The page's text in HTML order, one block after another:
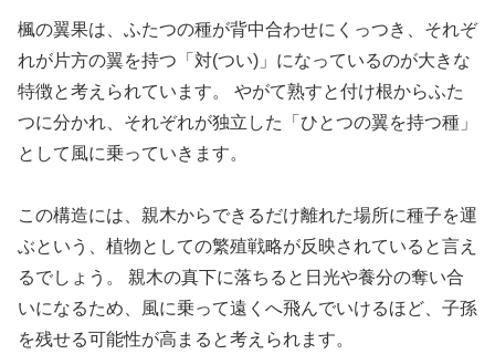
楓の翼果は、ふたつの種が背中合わせにくっつき、それぞ
れが片方の翼を持つ「対(つい)」になっているのが大きな
特徴と考えられています。 やがて熟すと付け根からふた
つに分かれ、それぞれが独立した「ひとつの翼を持つ種」
として風に乗っていきます。
この構造には、親木からできるだけ離れた場所に種子を運
ぶという、植物としての繁殖戦略が反映されていると言え
るでしょう。 親木の真下に落ちると日光や養分の奪い合
いになるため、風に乗って遠くへ飛んでいけるほど、子孫
を残せる可能性が高まると考えられます。